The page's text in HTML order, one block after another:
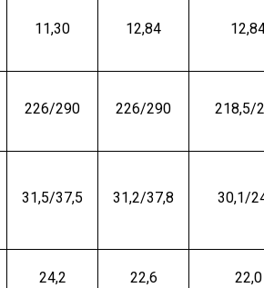
11,30 12,84
226/290 226/290 218,5/
31,5/37,5 31,2/37,8 30,1/
24,2 22,6 22,0